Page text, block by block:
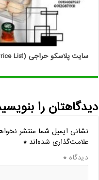
سایت پلاسکو حراجی (Price List) + پاسخ به سوالات متداول
دیدگاهتان را
نشانی ایمیل شما منتشر
علامت‌گذاری شده‌اند*
دیدگاه*